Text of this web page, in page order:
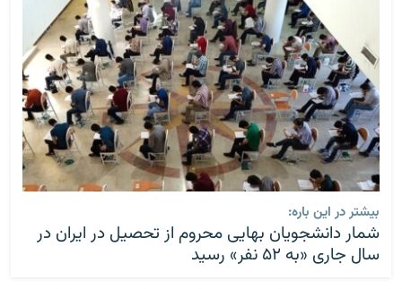
بیشتر در این باره:
شمار دانشجویان بهایی محروم از تحصیل در ایران در
سال جاری «به ۵۲ نفر» رسید